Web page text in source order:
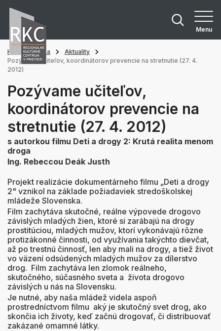
Menu
Hlavná stránka
Aktuality
Pozývame učiteľov, koordinátorov prevencie na stretnutie (27. 4.
2012)
Pozývame učiteľov,
koordinátorov prevencie na
stretnutie (27. 4. 2012)
s autorkou filmu Deti a drogy 2: Krutá realita menom
droga
Ing. Rebeccou Deák Justh
Projekt realizácie dokumentárneho filmu „Deti a drogy
2" vznikol na základe požiadaviek stredoškolskej
mládeže Slovenska.
Film zachytáva skutočné, reálne výpovede drogovo
závislých mladých žien, ktoré si zarábajú na drogy
prostitúciou, mladých mužov, ktorí vykonávajú rôzne
protizákonné činnosti, od využívania takýchto dievčat,
až po trestnú činnosť, len aby mali na drogy, a tiež život
vo väzení odsúdených mladých mužov za dílerstvo
drog. Film zachytáva len zlomok reálneho,
skutočného, súčasného sveta a života drogovo
závislých u nás na Slovensku.
Je nutné, aby naša mládež videla aspoň
prostredníctvom filmu aký je skutočný svet drog, ako
skončia ich životy, keď začnú drogovať, či distribuovať
zakázané omamné látky.